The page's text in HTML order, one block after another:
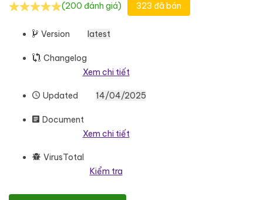
(200 đánh giá) 323 đã bán
Version latest
Changelog
Xem chi tiết
Updated 14/04/2025
Document
Xem chi tiết
VirusTotal
Kiểm tra
Consor - Business Consulting WordPress Elementor Theme